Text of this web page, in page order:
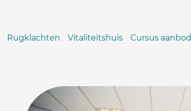
Rugklachten Vitaliteitshuis Cursus aanbod